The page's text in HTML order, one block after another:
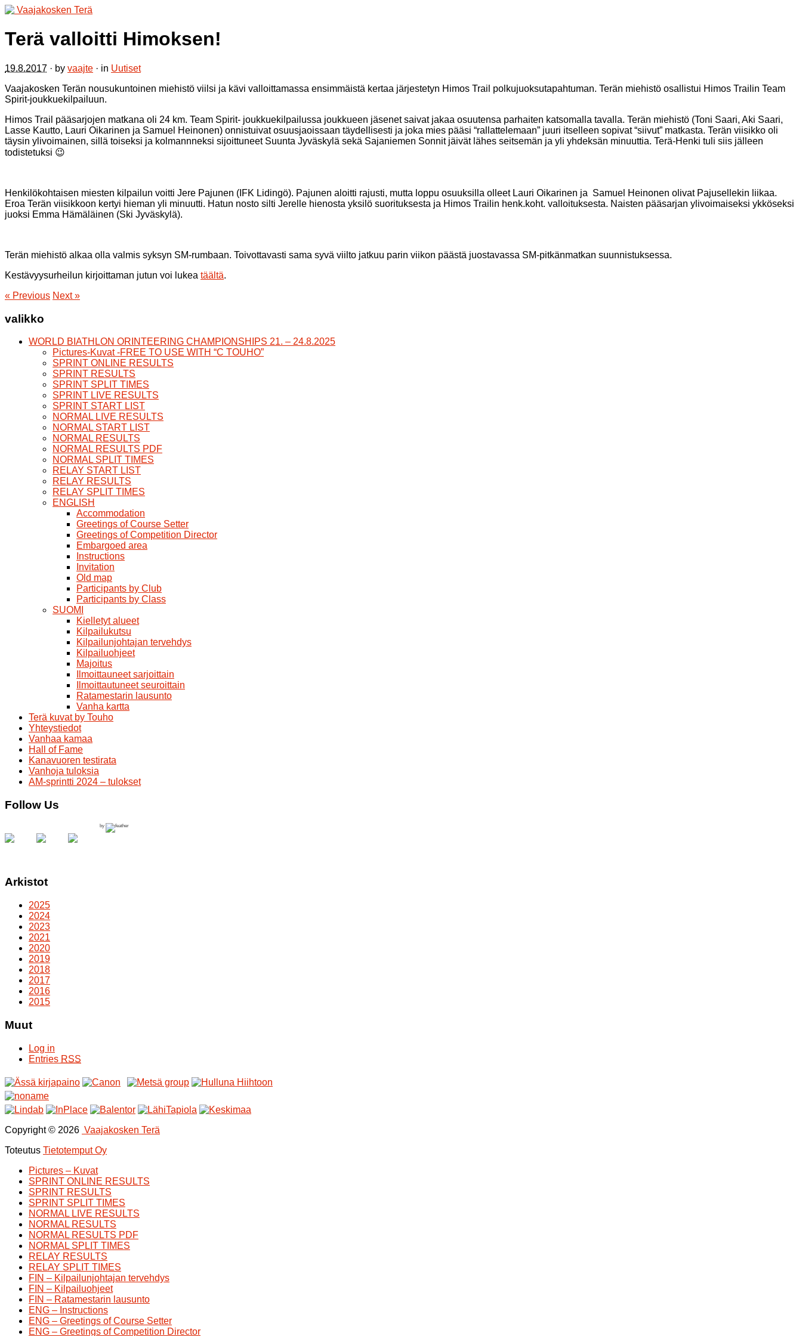
Terä valloitti Himoksen!
19.8.2017 · by vaajte · in Uutiset
Vaajakosken Terän nousukuntoinen miehistö viilsi ja kävi valloittamassa ensimmäistä kertaa järjestetyn Himos Trail polkujuoksutapahtuman. Terän miehistö osallistui Himos Trailin Team
Spirit-joukkuekilpailuun.
Himos Trail pääsarjojen matkana oli 24 km. Team Spirit- joukkuekilpailussa joukkueen jäsenet saivat jakaa osuutensa parhaiten katsomalla tavalla. Terän miehistö (Toni Saari, Aki Saari,
Lasse Kautto, Lauri Oikarinen ja Samuel Heinonen) onnistuivat osuusjaoissaan täydellisesti ja joka mies pääsi “rallattelemaan” juuri itselleen sopivat “siivut” matkasta. Terän viisikko oli
täysin ylivoimainen, sillä toiseksi ja kolmannneksi sijoittuneet Suunta Jyväskylä sekä Sajaniemen Sonnit jäivät lähes seitsemän ja yli yhdeksän minuuttia. Terä-Henki tuli siis jälleen
todistetuksi 😉
Henkilökohtaisen miesten kilpailun voitti Jere Pajunen (IFK Lidingö). Pajunen aloitti rajusti, mutta loppu osuuksilla olleet Lauri Oikarinen ja Samuel Heinonen olivat Pajusellekin liikaa.
Eroa Terän viisikkoon kertyi hieman yli minuutti. Hatun nosto silti Jerelle hienosta yksilö suorituksesta ja Himos Trailin henk.koht. valloituksesta. Naisten pääsarjan ylivoimaiseksi ykköseksi
juoksi Emma Hämäläinen (Ski Jyväskylä).
Terän miehistö alkaa olla valmis syksyn SM-rumbaan. Toivottavasti sama syvä viilto jatkuu parin viikon päästä juostavassa SM-pitkänmatkan suunnistuksessa.
Kestävyysurheilun kirjoittaman jutun voi lukea täältä.
« Previous Next»
valikko
WORLD BIATHLON ORINTEERING CHAMPIONSHIPS 21. – 24.8.2025
Pictures-Kuvat -FREE TO USE WITH “C TOUHO”
SPRINT ONLINE RESULTS
SPRINT RESULTS
SPRINT SPLIT TIMES
SPRINT LIVE RESULTS
SPRINT START LIST
NORMAL LIVE RESULTS
NORMAL START LIST
NORMAL RESULTS
NORMAL RESULTS PDF
NORMAL SPLIT TIMES
RELAY START LIST
RELAY RESULTS
RELAY SPLIT TIMES
ENGLISH
Accommodation
Greetings of Course Setter
Greetings of Competition Director
Embargoed area
Instructions
Invitation
Old map
Participants by Club
Participants by Class
SUOMI
Kielletyt alueet
Kilpailukutsu
Kilpailunjohtajan tervehdys
Kilpailuohjeet
Majoitus
Ilmoittauneet sarjoittain
Ilmoittautuneet seuroittain
Ratamestarin lausunto
Vanha kartta
Terä kuvat by Touho
Yhteystiedot
Vanhaa kamaa
Hall of Fame
Kanavuoren testirata
Vanhoja tuloksia
AM-sprintti 2024 – tulokset
Follow Us
by
Arkistot
2025
2024
2023
2021
2020
2019
2018
2017
2016
2015
Muut
Log in
Entries RSS
Copyright © 2026 Vaajakosken Terä
Toteutus Tietotemput Oy
Pictures – Kuvat
SPRINT ONLINE RESULTS
SPRINT RESULTS
SPRINT SPLIT TIMES
NORMAL LIVE RESULTS
NORMAL RESULTS
NORMAL RESULTS PDF
NORMAL SPLIT TIMES
RELAY RESULTS
RELAY SPLIT TIMES
FIN – Kilpailunjohtajan tervehdys
FIN – Kilpailuohjeet
FIN – Ratamestarin lausunto
ENG – Instructions
ENG – Greetings of Course Setter
ENG – Greetings of Competition Director